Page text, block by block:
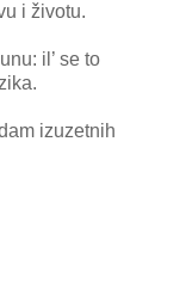
i životu.
il’ se to
izuzetnih